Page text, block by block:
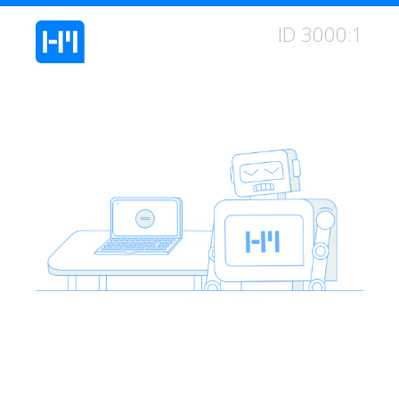
ID 3000:1